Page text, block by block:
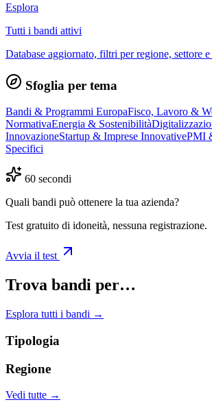
Esplora
Tutti i bandi attivi
Database aggiornato, filtri per regione, settore
Sfoglia per tema
Bandi & Programmi EuropaFisco, Lavoro &
NormativaEnergia & Sostenibilità
InnovazioneStartup & Imprese InnovativePMI
Specifici
60 secondi
Quali bandi può ottenere la tua azienda?
Test gratuito di idoneità, nessuna registrazione.
Avvia il test
Trova bandi per…
Esplora tutti i bandi →
Tipologia
Regione
Vedi tutte →